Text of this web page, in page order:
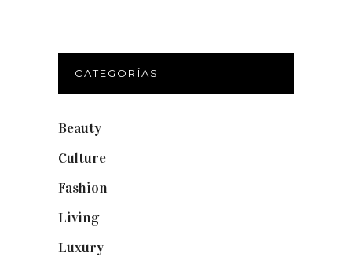
CATEGORÍAS
Beauty
Culture
Fashion
Living(337)
Luxury